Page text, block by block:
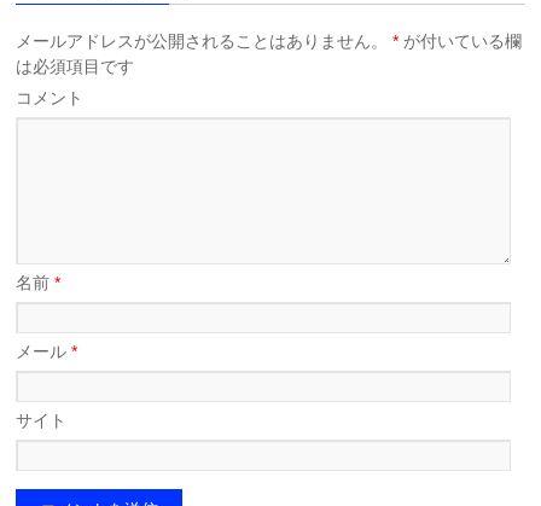
メールアドレスが公開されることはありません。 * が付いている欄
は必須項目です
コメント
名前*
メール*
サイト